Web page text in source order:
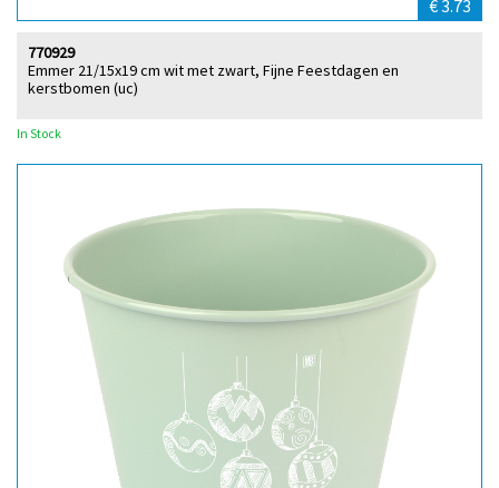
€ 3.73
Emmer 21/15x19 cm wit met zwart, Fijne Feestdagen en
kerstbomen (uc)
770929
In Stock